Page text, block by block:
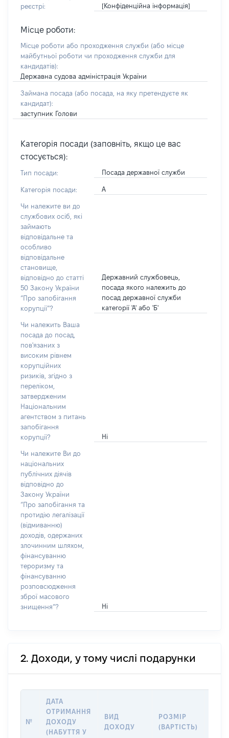
реєстрі:
[Конфіденційна інформація]
Місце роботи:
Місце роботи або проходження служби (або місце
майбутньої роботи чи проходження служби для
кандидатів):
Державна судова адміністрація України
Займана посада (або посада, на яку претендуєте як
кандидат):
заступник Голови
Категорія посади (заповніть, якщо це вас
стосується):
Тип посади: Посада державної служби
Категорія посади: А
Чи належите ви до
службових осіб, які
займають
відповідальне та
особливо
відповідальне
становище,
відповідно до статті
50 Закону України
“Про запобігання
корупції”?
Державний службовець,
посада якого належить до
посад державної служби
категорії 'А' або 'Б'
Чи належить Ваша
посада до посад,
пов'язаних з
високим рівнем
корупційних
ризиків, згідно з
переліком,
затвердженим
Національним
агентством з питань
запобігання
корупції?
Ні
Чи належите Ви до
національних
публічних діячів
відповідно до
Закону України
“Про запобігання та
протидію легалізації
(відмиванню)
доходів, одержаних
злочинним шляхом,
фінансуванню
тероризму та
фінансуванню
розповсюдження
зброї масового
знищення”?
Ні
2. Доходи, у тому числі подарунки
№
ДАТА
ОТРИМАННЯ
ДОХОДУ
(НАБУТТЯ У
ВИД
ДОХОДУ
РОЗМІР
(ВАРТІСТЬ)